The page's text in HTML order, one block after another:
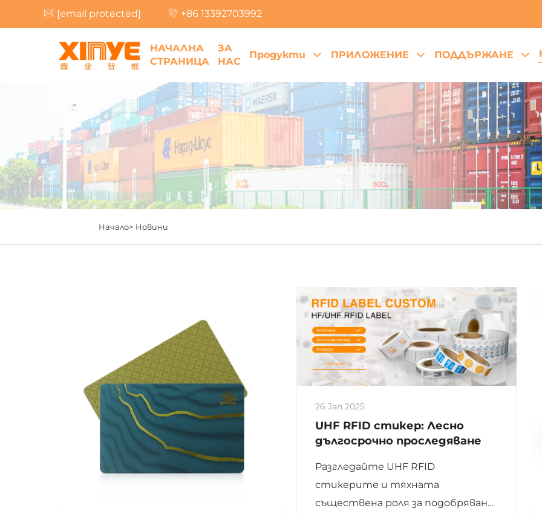
[email protected] +86 13392703992
НАЧАЛНА
СТРАНИЦА
ЗА
НАС
Продукти ПРИЛОЖЕНИЕ ПОДДЪРЖАНЕ
Начало> Новини
26 Jan 2025
UHF RFID стикер: Лесно
дългосрочно проследяване
Разгледайте UHF RFID
стикерите и тяхната
съществена роля за подобряване